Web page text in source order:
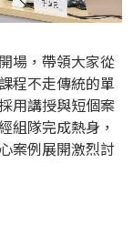
場，帶領大家從
程不走傳統的單
用講授與短個案
組隊完成熱身，
案例展開激烈討